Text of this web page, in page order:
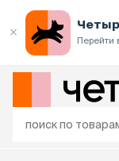
Перейти